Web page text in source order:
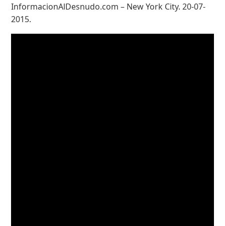
InformacionAlDesnudo.com – New York City. 20-07-
2015.